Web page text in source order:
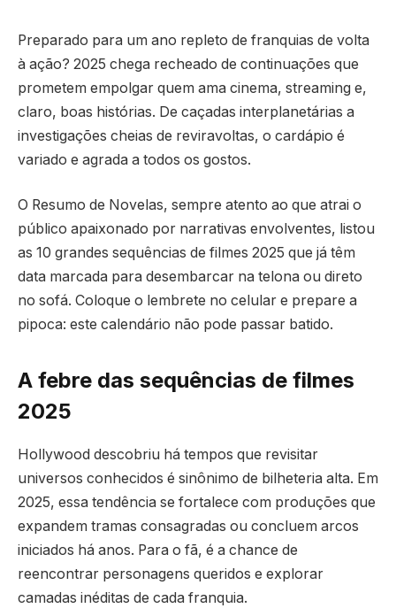
Preparado para um ano repleto de franquias de volta
à ação? 2025 chega recheado de continuações que
prometem empolgar quem ama cinema, streaming e,
claro, boas histórias. De caçadas interplanetárias a
investigações cheias de reviravoltas, o cardápio é
variado e agrada a todos os gostos.
O Resumo de Novelas, sempre atento ao que atrai o
público apaixonado por narrativas envolventes, listou
as 10 grandes sequências de filmes 2025 que já têm
data marcada para desembarcar na telona ou direto
no sofá. Coloque o lembrete no celular e prepare a
pipoca: este calendário não pode passar batido.
A febre das sequências de filmes
2025
Hollywood descobriu há tempos que revisitar
universos conhecidos é sinônimo de bilheteria alta. Em
2025, essa tendência se fortalece com produções que
expandem tramas consagradas ou concluem arcos
iniciados há anos. Para o fã, é a chance de
reencontrar personagens queridos e explorar
camadas inéditas de cada franquia.